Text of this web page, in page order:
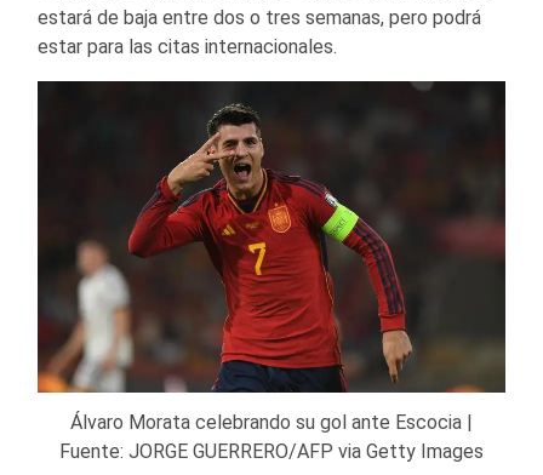
estará de baja entre dos o tres semanas, pero podrá
estar para las citas internacionales.
Álvaro Morata celebrando su gol ante Escocia |
Fuente: JORGE GUERRERO/AFP via Getty Images